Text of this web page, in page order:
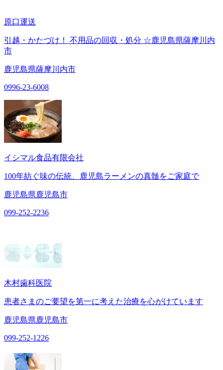
原口運送
引越・かたづけ！ 不用品の回収・処分 ☆鹿児島県薩摩川内
市
鹿児島県薩摩川内市
0996-23-6008
イシマル食品有限会社
100年紡ぐ味の伝統、鹿児島ラーメンの真髄をご家庭で
鹿児島県鹿児島市
099-252-2236
木村歯科医院
患者さまのご要望を第一に考えた治療を心がけています
鹿児島県鹿児島市
099-252-1226